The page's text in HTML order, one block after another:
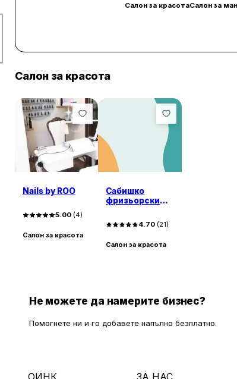
Салон за красотаСалон за
Салон за красота
Nails by ROO
5.00(4)
Салон за красота
Сабишко
фризьорски
4.70 (21)
Салон за красота
Не можете да намерите бизнес?
Помогнете ни и го добавете напълно безплатно.